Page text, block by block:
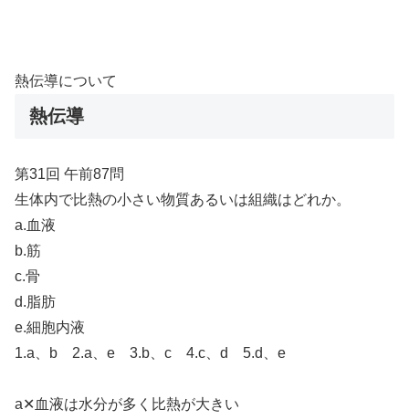
熱伝導について
熱伝導
第31回 午前87問
生体内で比熱の小さい物質あるいは組織はどれか。
a.血液
b.筋
c.骨
d.脂肪
e.細胞内液
1.a、b 2.a、e 3.b、c 4.c、d 5.d、e
a✕血液は水分が多く比熱が大きい